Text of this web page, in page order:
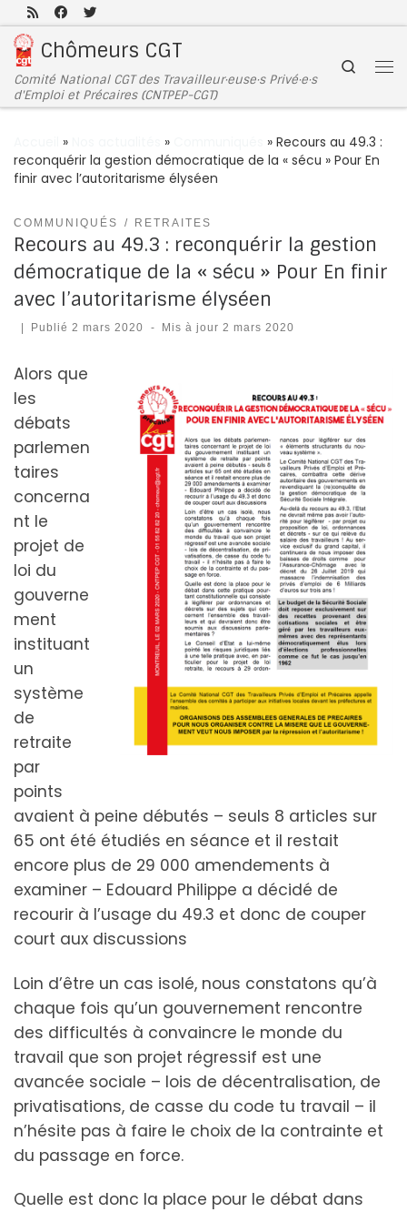
Passer au contenu
Chômeurs CGT
Comité National CGT des Travailleur·euse·s Privé·e·s
d'Emploi et Précaires (CNTPEP-CGT)
Search
» » » Recours au 49.3 :
reconquérir la gestion démocratique de la « sécu » Pour En
finir avec l’autoritarisme élyséen
COMMUNIQUÉS RETRAITES
Recours au 49.3 : reconquérir la gestion
démocratique de la « sécu » Pour En finir
avec l’autoritarisme élyséen
| Publié 2 mars 2020 - Mis à jour 2 mars 2020
Alors que
les
débats
parlemen
taires
concerna
nt le
projet de
loi du
gouverne
ment
instituant
un
système
de
retraite
par
points
avaient à peine débutés – seuls 8 articles sur
65 ont été étudiés en séance et il restait
encore plus de 29 000 amendements à
examiner – Edouard Philippe a décidé de
recourir à l’usage du 49.3 et donc de couper
court aux discussions
Loin d’être un cas isolé, nous constatons qu’à
chaque fois qu’un gouvernement rencontre
des difficultés à convaincre le monde du
travail que son projet régressif est une
avancée sociale – lois de décentralisation, de
privatisations, de casse du code tu travail – il
n’hésite pas à faire le choix de la contrainte et
du passage en force.
Quelle est donc la place pour le débat dans